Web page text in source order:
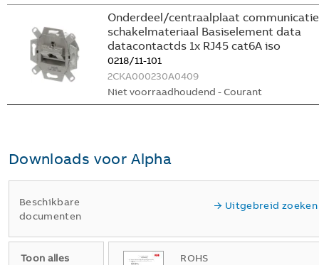
Onderdeel/centraalplaat
schakelmateriaal Basiselement data
datacontactds 1x RJ45 cat6A iso
0218/11-101
2CKA000230A0409
Niet voorraadhoudend - Courant
Downloads voor Alpha
Beschikbare
documenten
Uitgebreid zoeken
Toon alles
ROHS